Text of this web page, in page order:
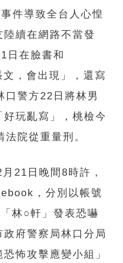
件導致全台人心惶
續在網路不當發
日在臉書和
，會出現」，還寫
口警方22日將林男
玩亂寫」，桃檢今
法院從重量刑。
21日晚間8時許，
，分別以帳號
林○軒」發表恐嚇
府警察局林口分局
怖攻擊應變小組」